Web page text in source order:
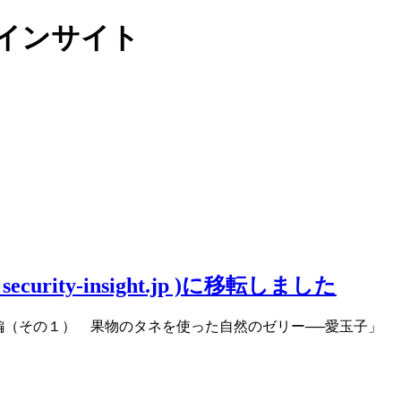
ンサイト
insight.jp )に移転しました
その１） 果物のタネを使った自然のゼリー──愛玉子」